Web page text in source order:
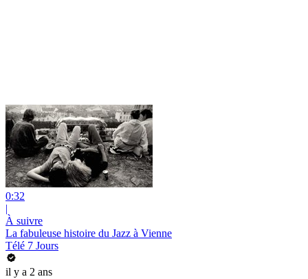
0:32
|
À suivre
La fabuleuse histoire du Jazz à Vienne
Télé 7 Jours
il y a 2 ans